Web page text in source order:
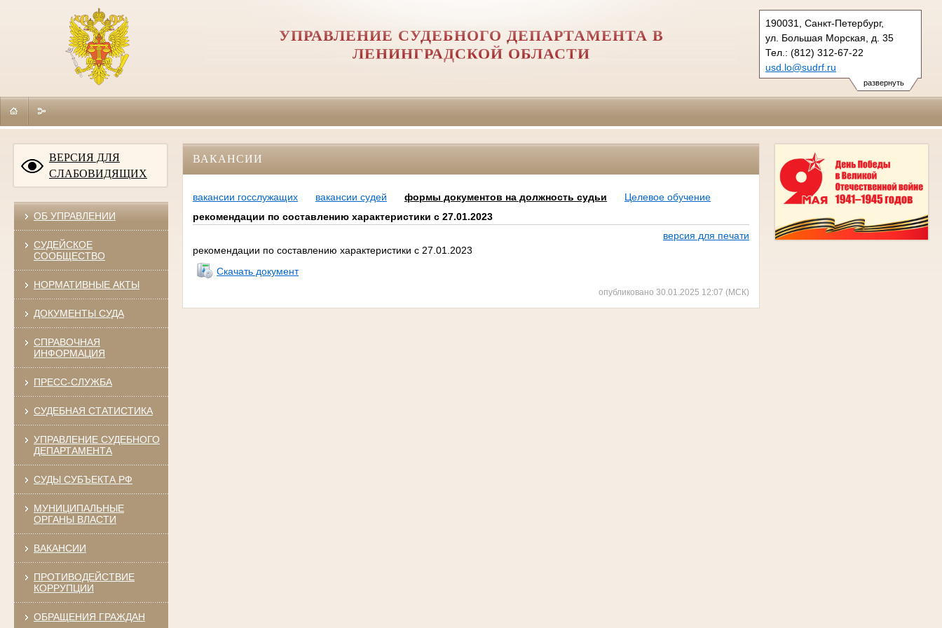
развернуть
190031, Санкт-Петербург,
ул. Большая Морская, д. 35
Тел.: (812) 312-67-22
usd.lo@sudrf.ru
УПРАВЛЕНИЕ СУДЕБНОГО ДЕПАРТАМЕНТА В
ЛЕНИНГРАДСКОЙ ОБЛАСТИ
ВЕРСИЯ ДЛЯ
СЛАБОВИДЯЩИХ
ОБ УПРАВЛЕНИИ
СУДЕЙСКОЕ
СООБЩЕСТВО
НОРМАТИВНЫЕ АКТЫ
ДОКУМЕНТЫ СУДА
СПРАВОЧНАЯ
ИНФОРМАЦИЯ
ПРЕСС-СЛУЖБА
СУДЕБНАЯ СТАТИСТИКА
УПРАВЛЕНИЕ СУДЕБНОГО
ДЕПАРТАМЕНТА
СУДЫ СУБЪЕКТА РФ
МУНИЦИПАЛЬНЫЕ
ОРГАНЫ ВЛАСТИ
ВАКАНСИИ
ПРОТИВОДЕЙСТВИЕ
КОРРУПЦИИ
ОБРАЩЕНИЯ ГРАЖДАН
ВАКАНСИИ
вакансии госслужащих вакансии судей формы документов на должность судьи
Целевое обучение
рекомендации по составлению характеристики с 27.01.2023
версия для печати
рекомендации по составлению характеристики с 27.01.2023
Скачать документ
опубликовано 30.01.2025 12:07 (МСК)